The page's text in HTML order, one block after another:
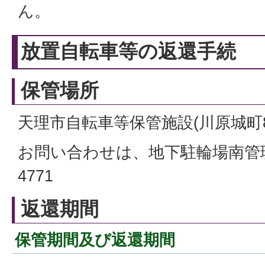
ん。
放置自転車等の返還手続
保管場所
天理市自転車等保管施設(川原城
お問い合わせは、地下駐輪場南
4771
返還期間
保管期間及び返還期間